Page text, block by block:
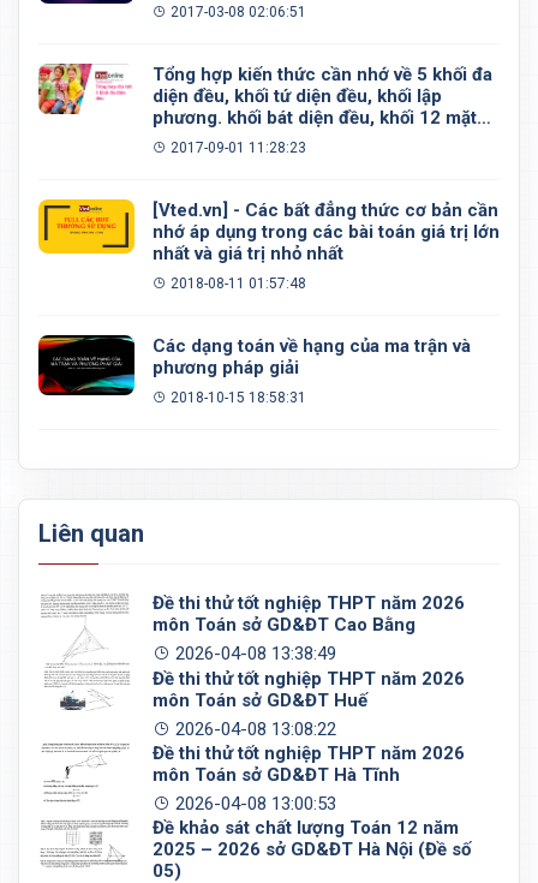
2017-03-08 02:06:51
Tổng hợp kiến thức cần nhớ về 5 khối đa
diện đều, khối tứ diện đều, khối lập
phương. khối bát diện đều, khối 12 mặt
đều, khối 20 mặt đều
2017-09-01 11:28:23
[Vted.vn] - Các bất đẳng thức cơ bản cần
nhớ áp dụng trong các bài toán giá trị lớn
nhất và giá trị nhỏ nhất
2018-08-11 01:57:48
Các dạng toán về hạng của ma trận và
phương pháp giải
2018-10-15 18:58:31
Liên quan
Đề thi thử tốt nghiệp THPT năm 2026
môn Toán sở GD&ĐT Cao Bằng
2026-04-08 13:38:49
Đề thi thử tốt nghiệp THPT năm 2026
môn Toán sở GD&ĐT Huế
2026-04-08 13:08:22
Đề thi thử tốt nghiệp THPT năm 2026
môn Toán sở GD&ĐT Hà Tĩnh
2026-04-08 13:00:53
Đề khảo sát chất lượng Toán 12 năm
2025 – 2026 sở GD&ĐT Hà Nội (Đề số
05)